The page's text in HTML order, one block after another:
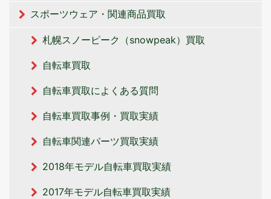
スポーツウェア・関連商品買取
札幌スノーピーク（snowpeak）買取
自転車買取
自転車買取によくある質問
自転車買取事例・買取実績
自転車関連パーツ買取実績
2018年モデル自転車買取実績
2017年モデル自転車買取実績